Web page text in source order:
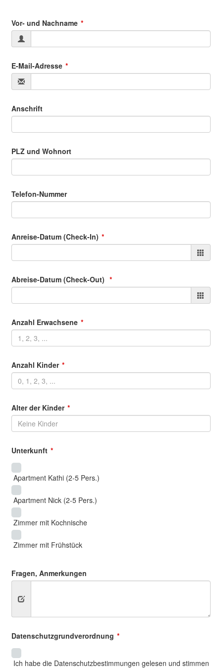
Vor- und Nachname
E-Mail-Adresse
Anschrift
PLZ und Wohnort
Telefon-Nummer
Anreise-Datum (Check-In)
Abreise-Datum (Check-Out)
Anzahl Erwachsene
Anzahl Kinder
Alter der Kinder
Unterkunft
Apartment Kathi (2-5 Pers.)
Apartment Nick (2-5 Pers.)
Zimmer mit Kochnische
Zimmer mit Frühstück
Fragen, Anmerkungen
Datenschutzgrundverordnung
Ich habe die Datenschutzbestimmungen gelesen und stimmen